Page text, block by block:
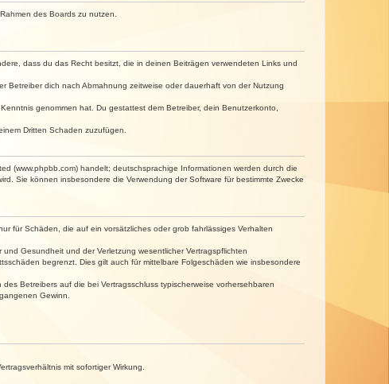
des Boards zu nutzen.
dass du das Recht besitzt, die in deinen Beiträgen verwendeten Links und
Betreiber dich nach Abmahnung zeitweise oder dauerhaft von der Nutzung
genommen hat. Du gestattest dem Betreiber, dein Benutzerkonto,
Dritten Schaden zuzufügen.
(www.phpbb.com) handelt; deutschsprachige Informationen werden durch die
Sie können insbesondere die Verwendung der Software für bestimmte Zwecke
für Schäden, die auf ein vorsätzliches oder grob fahrlässiges Verhalten
Gesundheit und der Verletzung wesentlicher Vertragspflichten
begrenzt. Dies gilt auch für mittelbare Folgeschäden wie insbesondere
Betreibers auf die bei Vertragsschluss typischerweise vorhersehbaren
Gewinn.
mit sofortiger Wirkung.